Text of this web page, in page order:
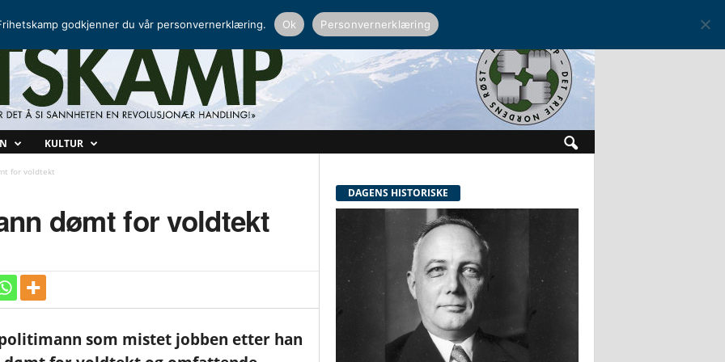
KULTUR
for voldtekt
dømt for voldtekt
som mistet jobben etter han
DAGENS HISTORISKE
godkjenner du vår personvernerklæring. Ok Personvernerklæring